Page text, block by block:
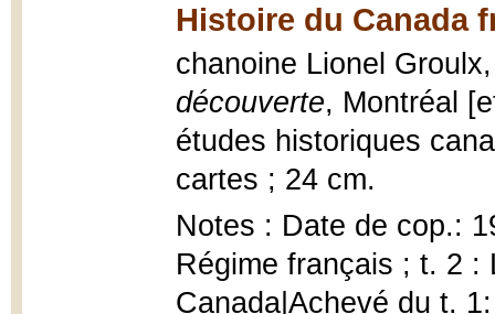
Histoire du Canada
chanoine Lionel
découverte, Montréal
études historiques
cartes ; 24 cm.
Notes : Date de cop.:
Régime français ; t. 2 :
Canada|Achevé du t.